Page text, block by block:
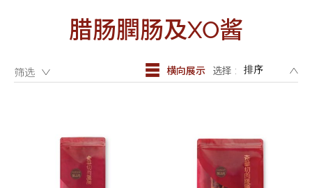
迪士尼系列
奇华LINE
FRIENDS礼盒
所有产品
繁體
腊肠膶肠及XO酱
筛选： 横向展示 选择 :